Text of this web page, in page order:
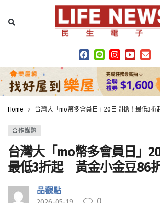
Home 台灣大「mo幣多會員日」20日開搶！最低3
合作媒體
台灣大「mo幣多會員日」
最低3折起 黃金小金豆86
品觀點